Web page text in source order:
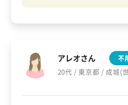
アレオさん
20代 / 東京都 / 成城(
不